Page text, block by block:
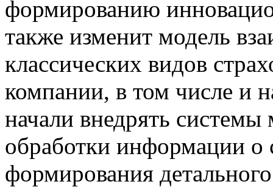
формированию
также изменит модель
классических видов
компании, в том числе и
начали внедрять
обработки информации о
формирования